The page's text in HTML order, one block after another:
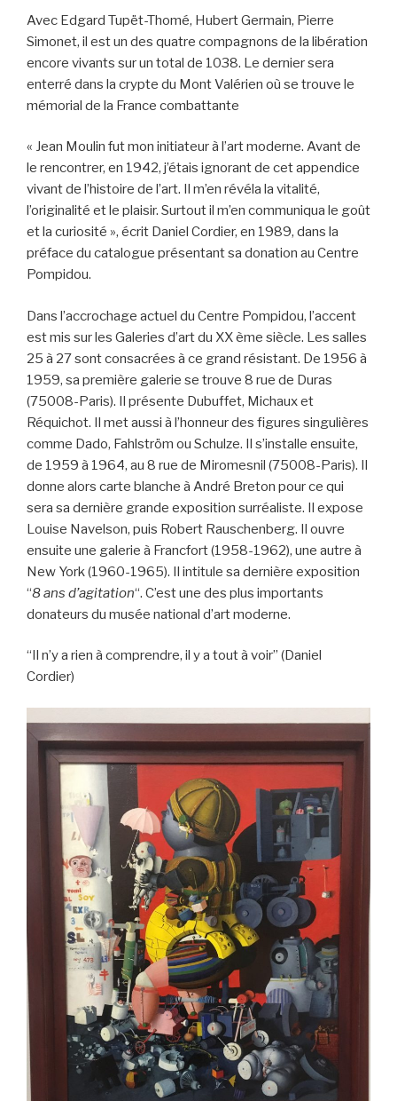
Avec Edgard Tupët-Thomé, Hubert Germain, Pierre
Simonet, il est un des quatre compagnons de la libération
encore vivants sur un total de 1038. Le dernier sera
enterré dans la crypte du Mont Valérien où se trouve le
mémorial de la France combattante
« Jean Moulin fut mon initiateur à l’art moderne. Avant de
le rencontrer, en 1942, j’étais ignorant de cet appendice
vivant de l’histoire de l’art. Il m’en révéla la vitalité,
l’originalité et le plaisir. Surtout il m’en communiqua le goût
et la curiosité », écrit Daniel Cordier, en 1989, dans la
préface du catalogue présentant sa donation au Centre
Pompidou.
Dans l’accrochage actuel du Centre Pompidou, l’accent
est mis sur les Galeries d’art du XX ème siècle. Les salles
25 à 27 sont consacrées à ce grand résistant. De 1956 à
1959, sa première galerie se trouve 8 rue de Duras
(75008-Paris). Il présente Dubuffet, Michaux et
Réquichot. Il met aussi à l’honneur des figures singulières
comme Dado, Fahlström ou Schulze. Il s’installe ensuite,
de 1959 à 1964, au 8 rue de Miromesnil (75008-Paris). Il
donne alors carte blanche à André Breton pour ce qui
sera sa dernière grande exposition surréaliste. Il expose
Louise Navelson, puis Robert Rauschenberg. Il ouvre
ensuite une galerie à Francfort (1958-1962), une autre à
New York (1960-1965). Il intitule sa dernière exposition
“8 ans d’agitation“. C’est une des plus importants
donateurs du musée national d’art moderne.
“Il n’y a rien à comprendre, il y a tout à voir” (Daniel
Cordier)